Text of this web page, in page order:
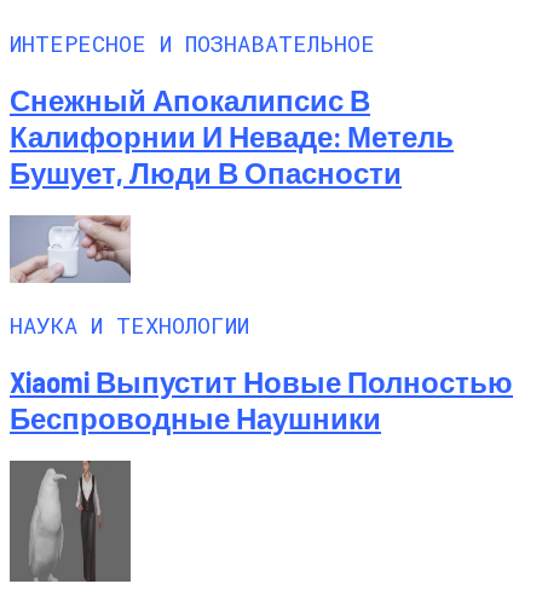
ИНТЕРЕСНОЕ И ПОЗНАВАТЕЛЬНОЕ
Снежный Апокалипсис В
Калифорнии И Неваде: Метель
Бушует, Люди В Опасности
НАУКА И ТЕХНОЛОГИИ
Xiaomi Выпустит Новые Полностью
Беспроводные Наушники